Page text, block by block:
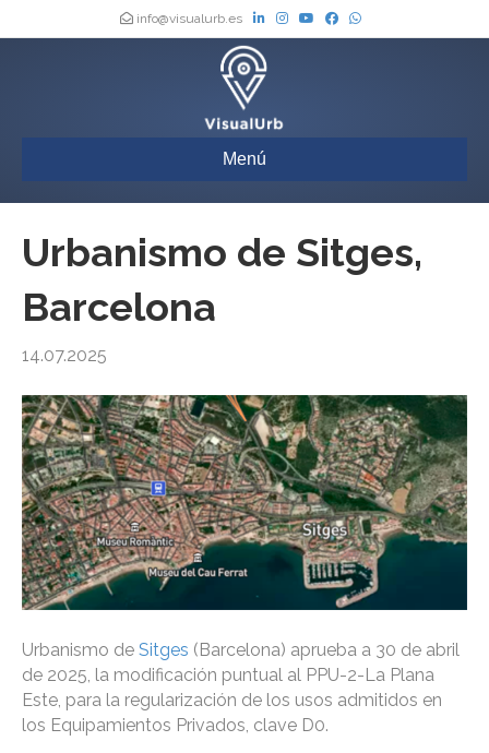
info@visualurb.es
Menú
Urbanismo de Sitges,
Barcelona
14.07.2025
Urbanismo de Sitges (Barcelona) aprueba a 30 de abril
de 2025, la modificación puntual al PPU-2-La Plana
Este, para la regularización de los usos admitidos en
los Equipamientos Privados, clave D0.